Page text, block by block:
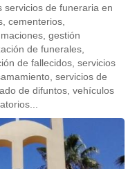
servicios de funeraria en
cementerios,
gestión
de funerales,
de fallecidos, servicios
servicios de
de difuntos, vehículos